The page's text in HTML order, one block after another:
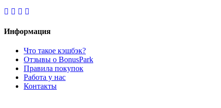
Информация
Что такое кэшбэк?
Отзывы о BonusPark
Правила покупок
Работа у нас
Контакты